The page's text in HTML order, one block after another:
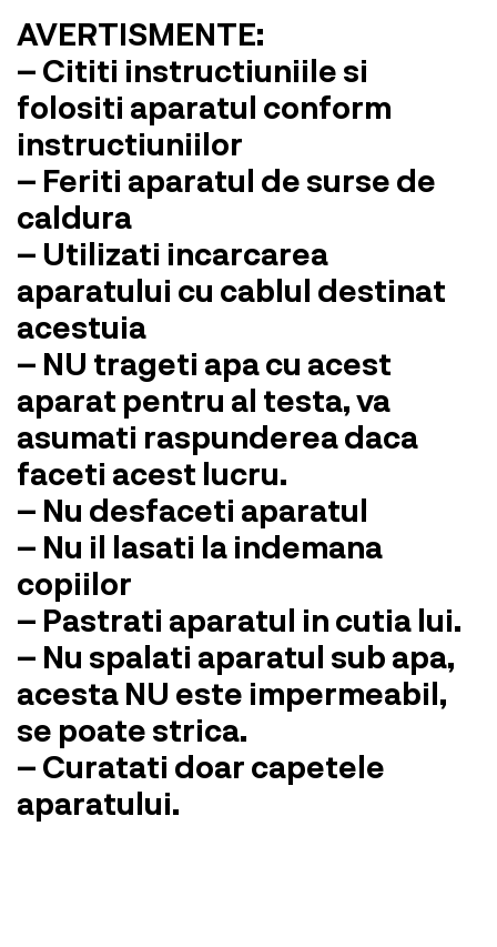
AVERTISMENTE:
– Cititi instructiuniile si
folositi aparatul conform
instructiuniilor
– Feriti aparatul de surse de
caldura
– Utilizati incarcarea
aparatului cu cablul destinat
acestuia
– NU trageti apa cu acest
aparat pentru al testa, va
asumati raspunderea daca
faceti acest lucru.
– Nu desfaceti aparatul
– Nu il lasati la indemana
copiilor
– Pastrati aparatul in cutia lui.
– Nu spalati aparatul sub apa,
acesta NU este impermeabil,
se poate strica.
– Curatati doar capetele
aparatului.